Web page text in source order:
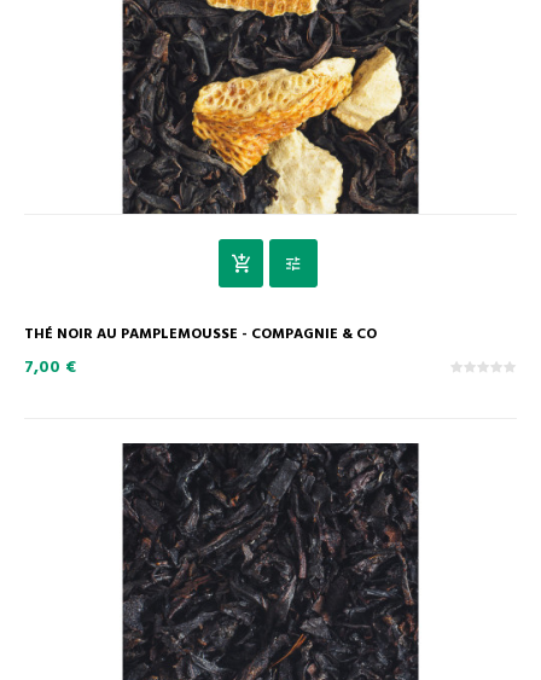
THÉ NOIR AU PAMPLEMOUSSE - COMPAGNIE & CO
7,00 €